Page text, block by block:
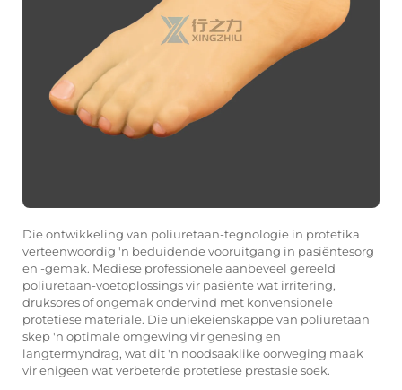
Die ontwikkeling van poliuretaan-tegnologie in protetika
verteenwoordig 'n beduidende vooruitgang in pasiëntesorg
en -gemak. Mediese professionele aanbeveel gereeld
poliuretaan-voetoplossings vir pasiënte wat irritering,
druksores of ongemak ondervind met konvensionele
protetiese materiale. Die uniekeienskappe van poliuretaan
skep 'n optimale omgewing vir genesing en
langtermyndrag, wat dit 'n noodsaaklike oorweging maak
vir enigeen wat verbeterde protetiese prestasie soek.